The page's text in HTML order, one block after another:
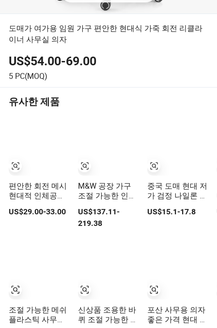
도매가 여가용 임원 가구 편안한 현대식 가죽 회전 리클라
이너 사무실 의자
US$54.00-69.00
5 PC(MOQ)
유사한 제품
편안한 회전 메시
현대적 인체공학
적 의자 메시 사무
실 의자
US$29.00-33.00
조절 가능한 메쉬
플라스틱 사무용
M&W 공장 가구
조절 가능한 인체
공학적 회전식 메
쉬 사무용 의자
US$137.11-
219.38
신상품 조용한 바
퀴 조절 가능한 등
중국 도매 현대 저
가 검정 나일론 베
이스 메쉬 인체공
학적 임원 사무용
US$15.1-17.8
포산 사무용 의자
좋은 가격 현대 학